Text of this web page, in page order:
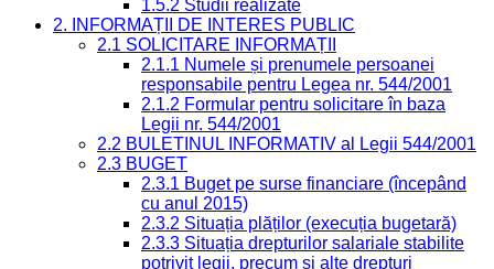
1.5.2 Studii realizate
2. INFORMAȚII DE INTERES PUBLIC
2.1 SOLICITARE INFORMAȚII
2.1.1 Numele și prenumele persoanei
responsabile pentru Legea nr. 544/2001
2.1.2 Formular pentru solicitare în baza
Legii nr. 544/2001
2.2 BULETINUL INFORMATIV al Legii 544/2001
2.3 BUGET
2.3.1 Buget pe surse financiare (începând
cu anul 2015)
2.3.2 Situația plăților (execuția bugetară)
2.3.3 Situația drepturilor salariale stabilite
potrivit legii, precum și alte drepturi